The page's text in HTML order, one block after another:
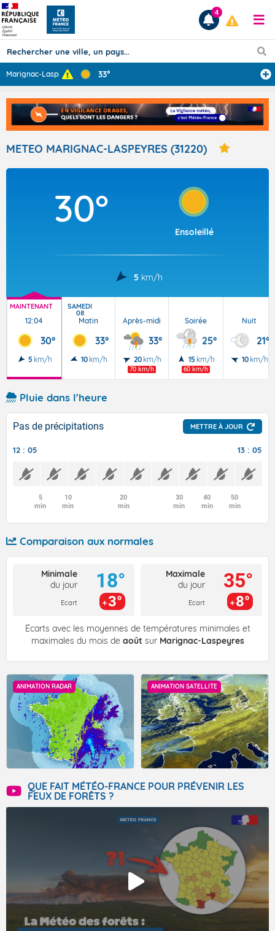
Prévisions
TOUS LES RÉSULTATS
Articles
4
Marignac-Laspey... 33°
METEO MARIGNAC-LASPEYRES (31220)
30°
Ensoleillé
5 km/h
MAINTENANT
12:04
30°
5 km/h
SAMEDI
08
Matin
33°
10 km/h
Après-midi
33°
20 km/h
70 km/h
Soirée
25°
15 km/h
60 km/h
Nuit
21°
10 km/h
Pluie dans l'heure
Pas de précipitations METTRE À JOUR
12 : 05 13 : 05
5
min
10
min
20
min
30
min
40
min
50
min
Comparaison aux normales
Minimale
du jour
Ecart
18°
3°
Maximale
du jour
Ecart
35°
8°
Écarts avec les moyennes de températures minimales et
maximales du mois de août sur Marignac-Laspeyres
ANIMATION RADAR ANIMATION SATELLITE
QUE FAIT MÉTÉO-FRANCE POUR PRÉVENIR LES
FEUX DE FORÊTS ?